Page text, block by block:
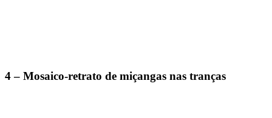
4 – Mosaico-retrato de miçangas nas tranças